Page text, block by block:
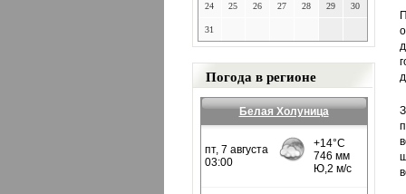
24 25 26 27 28 29 30
31
Погода в регионе
Белая Холуница